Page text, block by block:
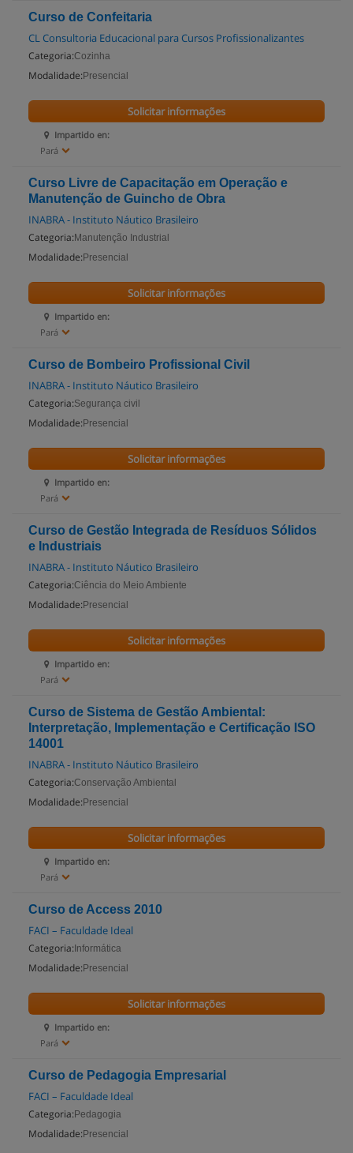
Curso de Confeitaria
CL Consultoria Educacional para Cursos Profissionalizantes
Categoria:Cozinha
Modalidade: Presencial
Impartido en:
Pará
Solicitar informações
Curso Livre de Capacitação em Operação e
Manutenção de Guincho de Obra
INABRA - Instituto Náutico Brasileiro
Categoria: Manutenção Industrial
Modalidade: Presencial
Impartido en:
Pará
Solicitar informações
Curso de Bombeiro Profissional Civil
INABRA - Instituto Náutico Brasileiro
Categoria:Segurança civil
Modalidade: Presencial
Impartido en:
Pará
Solicitar informações
Curso de Gestão Integrada de Resíduos Sólidos
e Industriais
INABRA - Instituto Náutico Brasileiro
Categoria:Ciência do Meio Ambiente
Modalidade: Presencial
Impartido en:
Pará
Solicitar informações
Curso de Sistema de Gestão Ambiental:
Interpretação, Implementação e Certificação ISO
14001
INABRA - Instituto Náutico Brasileiro
Categoria:Conservação Ambiental
Modalidade: Presencial
Impartido en:
Pará
Solicitar informações
Curso de Access 2010
FACI – Faculdade Ideal
Categoria: Informática
Modalidade: Presencial
Impartido en:
Pará
Solicitar informações
Curso de Pedagogia Empresarial
FACI – Faculdade Ideal
Categoria: Pedagogia
Modalidade: Presencial